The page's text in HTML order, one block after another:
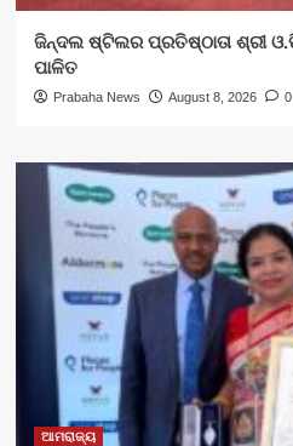
ଜିନ୍ଦଲ ଷ୍ଟିଲର ପ୍ରତିଷ୍ଠାତା ଶ୍ରୀ
ପାଳିତ
Prabaha News August 8, 2026 0
ଆମରାଜ୍ୟ